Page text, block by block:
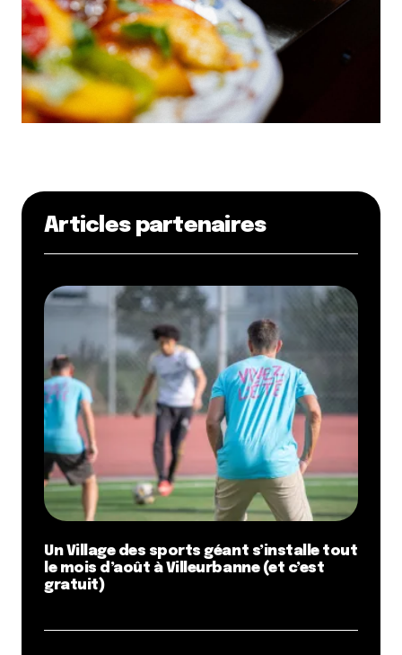
Articles partenaires
Un Village des sports géant s’installe tout
le mois d’août à Villeurbanne (et c’est
gratuit)